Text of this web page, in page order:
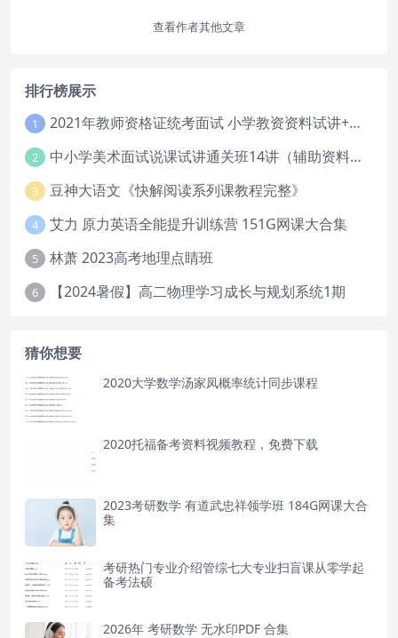
查看作者其他文章
排行榜展示
1 2021年教师资格证统考面试 小学教资资料试讲+答辩
2 中小学美术面试说课试讲通关班14讲（辅助资料第一套）
3 豆神大语文《快解阅读系列课教程完整》
4 艾力 原力英语全能提升训练营 151G网课大合集
5 林萧 2023高考地理点睛班
6 【2024暑假】高二物理学习成长与规划系统1期
猜你想要
2020大学数学汤家凤概率统计同步课程
2020托福备考资料视频教程，免费下载
2023考研数学 有道武忠祥领学班 184G网课大合
集
考研热门专业介绍管综七大专业扫盲课从零学起
备考法硕
2026年 考研数学 无水印PDF 合集